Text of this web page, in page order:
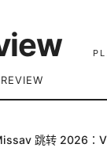
跳转 2026：